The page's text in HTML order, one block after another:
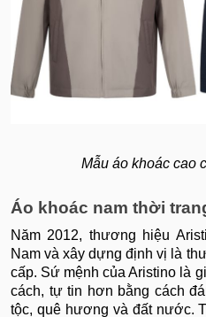
Mẫu áo khoác cao
Áo khoác nam thời
Năm 2012, thương hiệu
Nam và xây dựng định vị là
cấp. Sứ mệnh của Aristino là
cách, tự tin hơn bằng cách
tộc, quê hương và đất nước.